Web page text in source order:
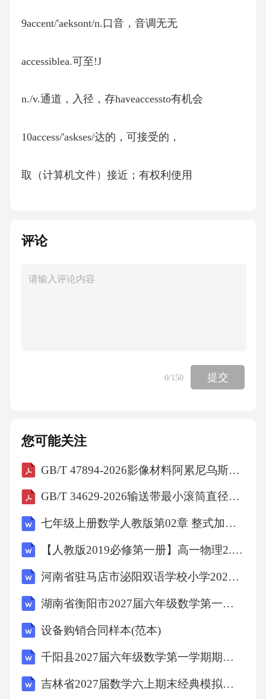
9accent/'aeksont/n.口音，音调无无
accessiblea.可至!J
n./v.通道，入径，存haveaccessto有机会
10access/'askses/达的，可接受的，
取（计算机文件）接近；有权利使用
accommodati/skom。’del
12accompanyISkAmpsni/无
同时发生陪某人去某地
accuracyn.准确，
13accurate['aekjorot]adj.精确的无
V,正确无误的，精确accusesb.ofsth.指控
14accuse/s'kju：z/无
评论
0/150 提交
您可能关注
GB/T 47894-2026影像材料阿累尼乌斯型预测的试验方法
GB/T 34629-2026输送带最小滚筒直径的确定
七年级上册数学人教版第02章 整式加减测试卷（原卷版）
【人教版2019必修第一册】高一物理2.时间 位移（教学设计）教案
河南省驻马店市泌阳双语学校小学2027届数学三上期末综合测试试题含解析
湖南省衡阳市2027届六年级数学第一学期期末综合测试模拟试题含解析
设备购销合同样本(范本)
千阳县2027届六年级数学第一学期期末监测模拟试题含解析
吉林省2027届数学六上期末经典模拟试题含解析